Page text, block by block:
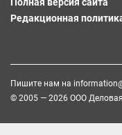
Редакционная
Пишите нам на
© 2005 — 2026 ООО Деловая